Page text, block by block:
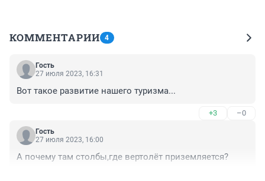
КОММЕНТАРИИ 4
Гость
27 июля 2023, 16:31
Вот такое развитие нашего туризма...
+3 –0
Гость
27 июля 2023, 16:00
А почему там столбы,где вертолёт приземляется?